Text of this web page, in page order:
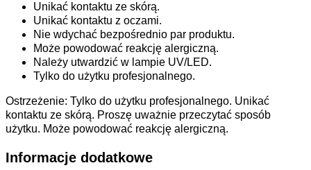
Unikać kontaktu ze skórą.
Unikać kontaktu z oczami.
Nie wdychać bezpośrednio par produktu.
Może powodować reakcję alergiczną.
Należy utwardzić w lampie UV/LED.
Tylko do użytku profesjonalnego.
Ostrzeżenie: Tylko do użytku profesjonalnego. Unikać
kontaktu ze skórą. Proszę uważnie przeczytać sposób
użytku. Może powodować reakcję alergiczną.
Informacje dodatkowe